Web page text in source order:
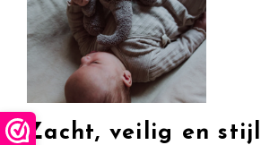
Zacht, veilig en